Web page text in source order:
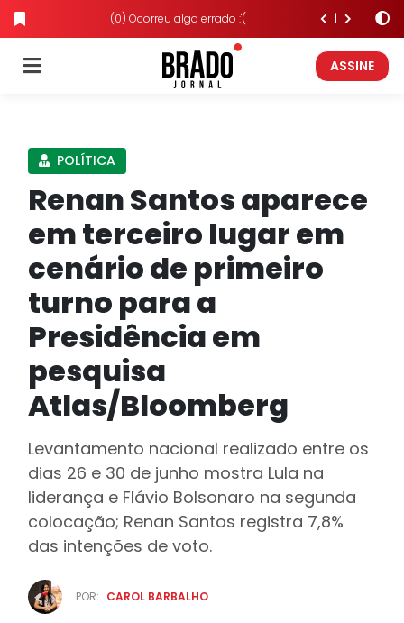
(0) Ocorreu algo errado :'(
ASSINE
POLÍTICA
Renan Santos aparece
em terceiro lugar em
cenário de primeiro
turno para a
Presidência em
pesquisa
Atlas/Bloomberg
Levantamento nacional realizado entre os
dias 26 e 30 de junho mostra Lula na
liderança e Flávio Bolsonaro na segunda
colocação; Renan Santos registra 7,8%
das intenções de voto.
POR: CAROL BARBALHO